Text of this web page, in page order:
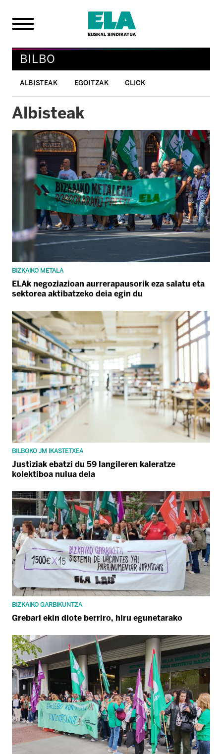
BILBO
ALBISTEAK EGOITZAK CLICK
Albisteak
BIZKAIKO METALA
ELAk negoziazioan aurrerapausorik eza salatu eta
sektorea aktibatzeko deia egin du
BILBOKO JM IKASTETXEA
Justiziak ebatzi du 59 langileren kaleratze
kolektiboa nulua dela
BIZKAIKO GARBIKUNTZA
Grebari ekin diote berriro, hiru egunetarako